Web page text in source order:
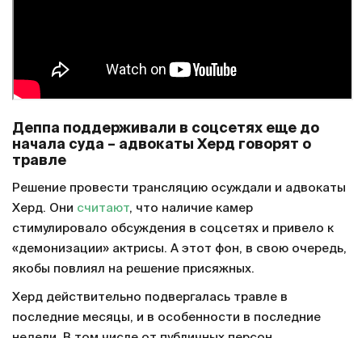
Деппа поддерживали в соцсетях еще до
начала суда – адвокаты Херд говорят о
травле
Решение провести трансляцию осуждали и адвокаты
Херд. Они считают, что наличие камер
стимулировало обсуждения в соцсетях и привело к
«демонизации» актрисы. А этот фон, в свою очередь,
якобы повлиял на решение присяжных.
Херд действительно подвергалась травле в
последние месяцы, и в особенности в последние